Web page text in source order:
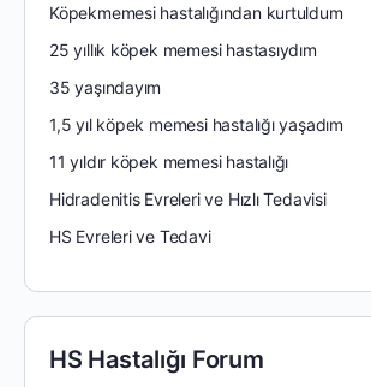
Köpekmemesi hastalığından kurtuldum
25 yıllık köpek memesi hastasıydım
35 yaşındayım
1,5 yıl köpek memesi hastalığı yaşadım
11 yıldır köpek memesi hastalığı
Hidradenitis Evreleri ve Hızlı Tedavisi
HS Evreleri ve Tedavi
HS Hastalığı Forum